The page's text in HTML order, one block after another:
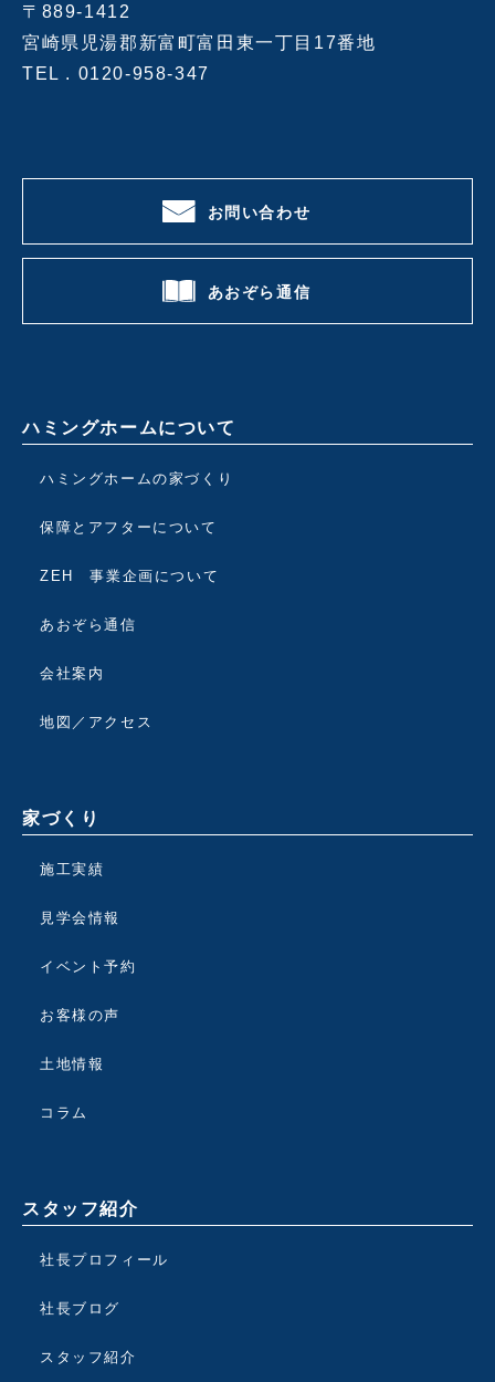
〒889-1412
宮崎県児湯郡新富町富田東一丁目17番地
TEL . 0120-958-347
お問い合わせ
あおぞら通信
ハミングホームについて
ハミングホームの家づくり
保障とアフターについて
ZEH 事業企画について
あおぞら通信
会社案内
地図／アクセス
家づくり
施工実績
見学会情報
イベント予約
お客様の声
土地情報
コラム
スタッフ紹介
社長プロフィール
社長ブログ
スタッフ紹介